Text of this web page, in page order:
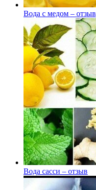
Вода с медом – отзыв
Вода сасси – отзыв